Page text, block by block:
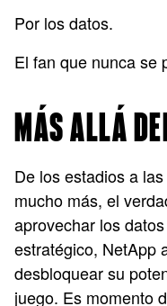
Por los datos.
El fan que nunca se
MÁS ALLÁ
De los estadios a
mucho más, el
aprovechar los
estratégico, NetApp
desbloquear su
juego. Es momento